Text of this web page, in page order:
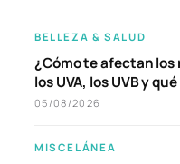
BELLEZA & SALUD
¿Cómo te afectan
los UVA, los UVB y
05/08/2026
MISCELÁNEA